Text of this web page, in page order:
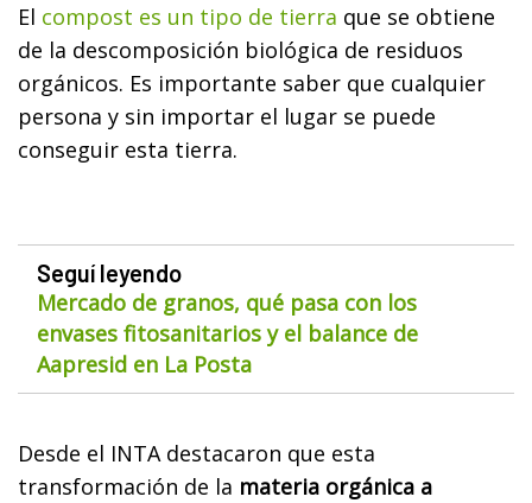
El compost es un tipo de tierra que se obtiene
de la descomposición biológica de residuos
orgánicos. Es importante saber que cualquier
persona y sin importar el lugar se puede
conseguir esta tierra.
Seguí leyendo
Mercado de granos, qué pasa con los
envases fitosanitarios y el balance de
Aapresid en La Posta
Desde el INTA destacaron que esta
transformación de la materia orgánica a